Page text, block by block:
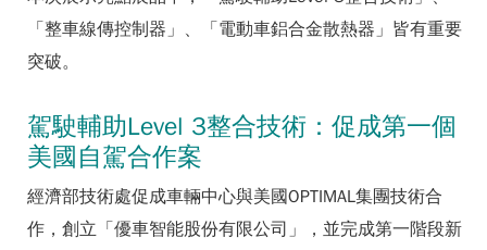
「整車線傳控制器」、「電動車鋁合金散熱器」皆有重要
突破。
駕駛輔助Level 3整合技術：促成第一個
美國自駕合作案
經濟部技術處促成車輛中心與美國OPTIMAL集團技術合
作，創立「優車智能股份有限公司」，並完成第一階段新